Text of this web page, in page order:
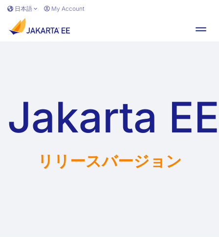
Skip to main content
日本語 My Account
Jakarta EE
リリースバージョン